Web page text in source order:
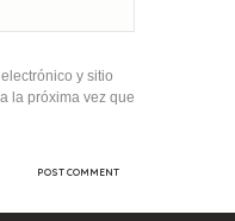
y sitio
la próxima vez que